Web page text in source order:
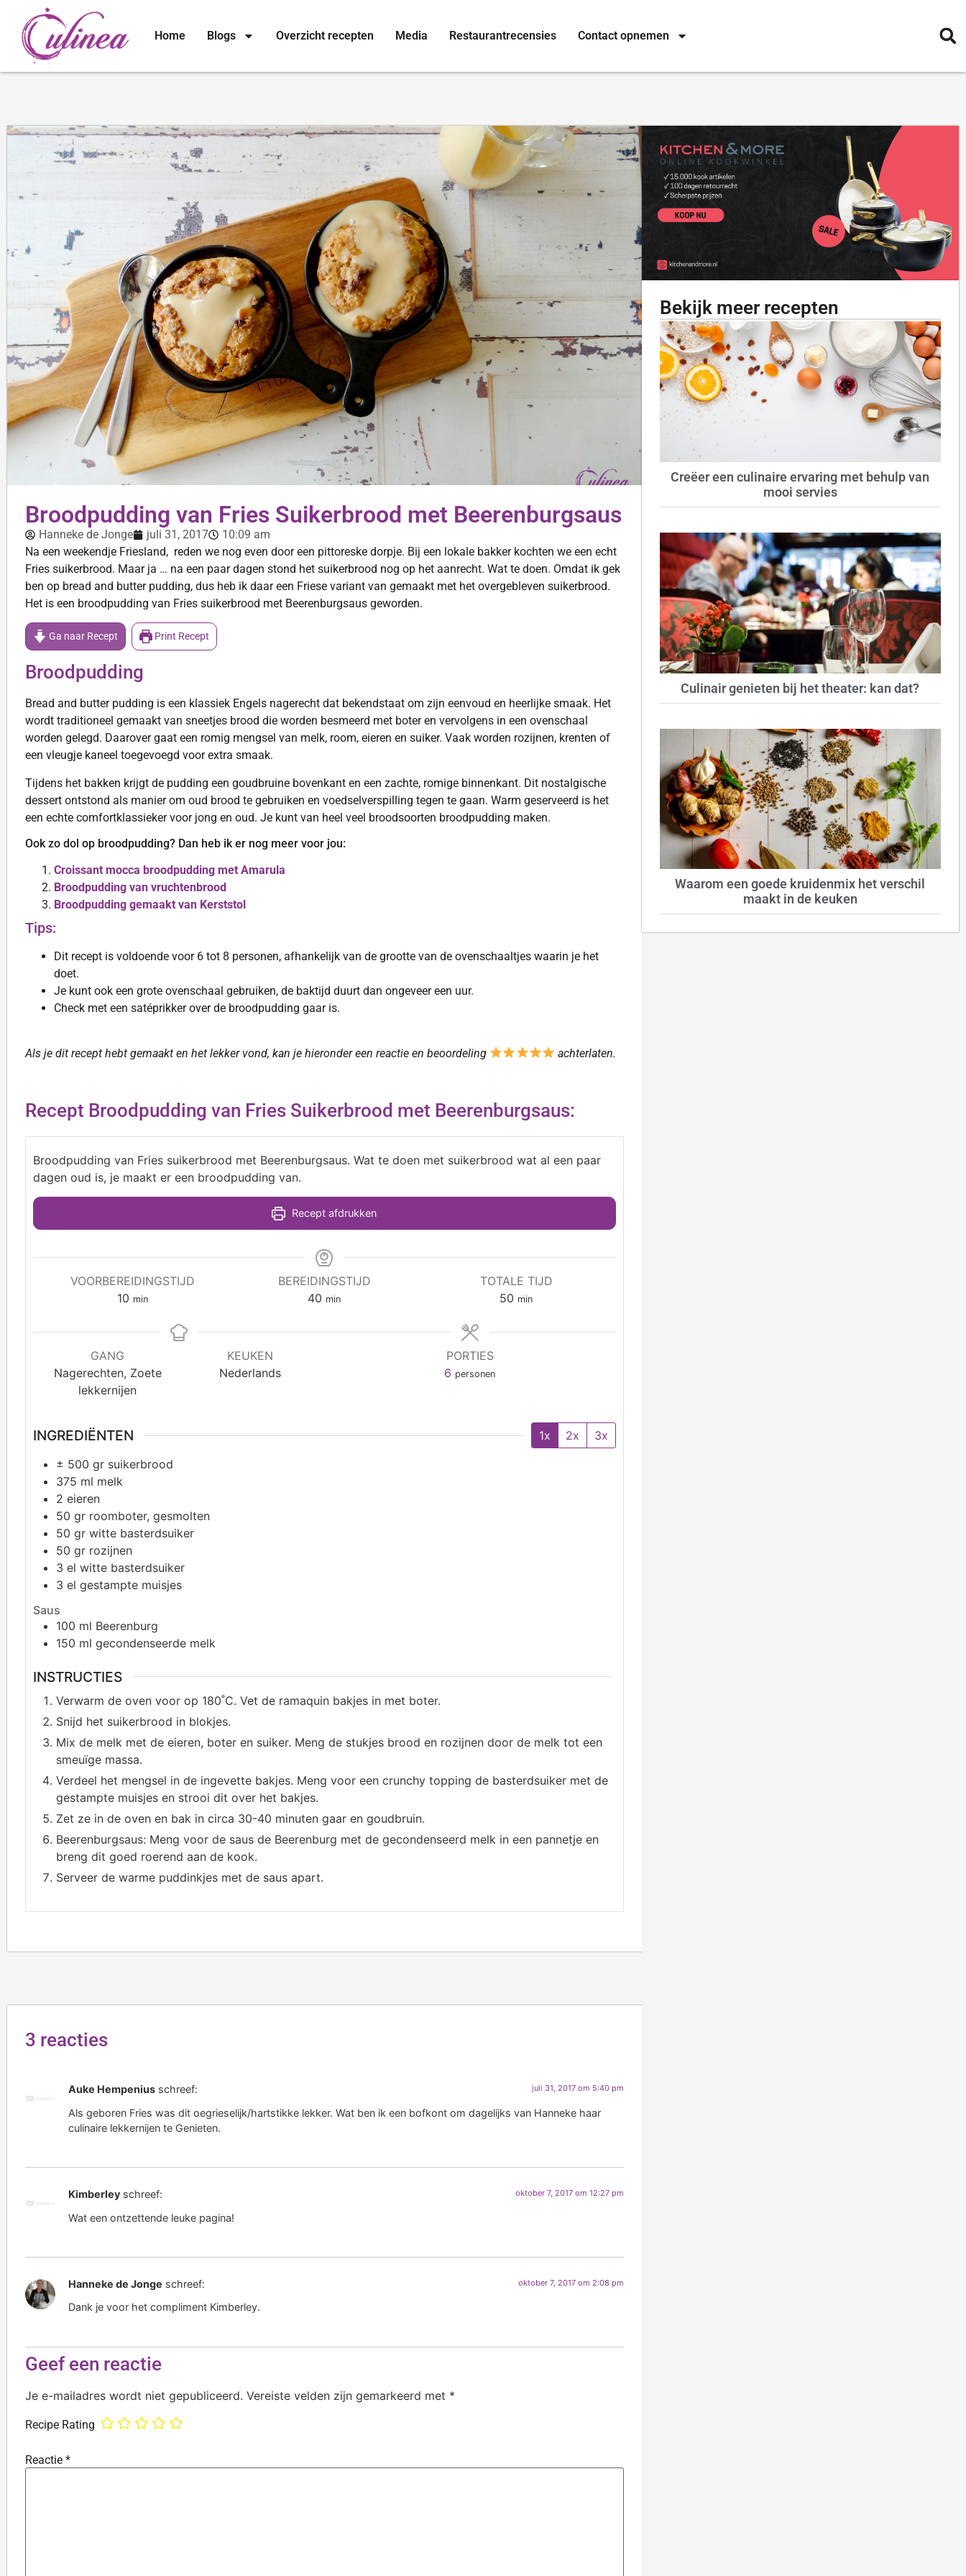
Home Blogs Overzicht recepten Media Restaurantrecensies Contact opnemen
Broodpudding van Fries Suikerbrood met Beerenburgsaus
Hanneke de Jonge juli 31, 2017
10:09 am
Na een weekendje Friesland, reden we nog even door een pittoreske dorpje. Bij een lokale bakker kochten we een echt
Fries suikerbrood. Maar ja … na een paar dagen stond het suikerbrood nog op het aanrecht. Wat te doen. Omdat ik gek
ben op bread and butter pudding, dus heb ik daar een Friese variant van gemaakt met het overgebleven suikerbrood.
Het is een broodpudding van Fries suikerbrood met Beerenburgsaus geworden.
Ga naar Recept Print Recept
Broodpudding
Bread and butter pudding is een klassiek Engels nagerecht dat bekendstaat om zijn eenvoud en heerlijke smaak. Het
wordt traditioneel gemaakt van sneetjes brood die worden besmeerd met boter en vervolgens in een ovenschaal
worden gelegd. Daarover gaat een romig mengsel van melk, room, eieren en suiker. Vaak worden rozijnen, krenten of
een vleugje kaneel toegevoegd voor extra smaak.
Tijdens het bakken krijgt de pudding een goudbruine bovenkant en een zachte, romige binnenkant. Dit nostalgische
dessert ontstond als manier om oud brood te gebruiken en voedselverspilling tegen te gaan. Warm geserveerd is het
een echte comfortklassieker voor jong en oud. Je kunt van heel veel broodsoorten broodpudding maken.
Ook zo dol op broodpudding? Dan heb ik er nog meer voor jou:
Croissant mocca broodpudding met Amarula
Broodpudding van vruchtenbrood
Broodpudding gemaakt van Kerststol
Tips:
Dit recept is voldoende voor 6 tot 8 personen, afhankelijk van de grootte van de ovenschaaltjes waarin je het
doet.
Je kunt ook een grote ovenschaal gebruiken, de baktijd duurt dan ongeveer een uur.
Check met een satéprikker over de broodpudding gaar is.
Als je dit recept hebt gemaakt en het lekker vond, kan je hieronder een reactie en beoordeling achterlaten.
Recept Broodpudding van Fries Suikerbrood met Beerenburgsaus:
Broodpudding van Fries suikerbrood met Beerenburgsaus. Wat te doen met suikerbrood wat al een paar
dagen oud is, je maakt er een broodpudding van.
Recept afdrukken
VOORBEREIDINGSTIJD
10 min
BEREIDINGSTIJD
40 min
TOTALE TIJD
50 min
GANG
Nagerechten, Zoete
lekkernijen
KEUKEN
Nederlands
PORTIES
6 personen
INGREDIËNTEN 1x 2x
3x
± 500 gr suikerbrood
375 ml melk
2 eieren
50 gr roomboter, gesmolten
50 gr witte basterdsuiker
50 gr rozijnen
3 el witte basterdsuiker
3 el gestampte muisjes
Saus
100 ml Beerenburg
150 ml gecondenseerde melk
INSTRUCTIES
Verwarm de oven voor op 180˚C. Vet de ramaquin bakjes in met boter.
Snijd het suikerbrood in blokjes.
Mix de melk met de eieren, boter en suiker. Meng de stukjes brood en rozijnen door de melk tot een
smeuïge massa.
Verdeel het mengsel in de ingevette bakjes. Meng voor een crunchy topping de basterdsuiker met de
gestampte muisjes en strooi dit over het bakjes.
Zet ze in de oven en bak in circa 30-40 minuten gaar en goudbruin.
Beerenburgsaus: Meng voor de saus de Beerenburg met de gecondenseerd melk in een pannetje en
breng dit goed roerend aan de kook.
Serveer de warme puddinkjes met de saus apart.
Bekijk meer recepten
Creëer een culinaire ervaring met behulp van
mooi servies
Culinair genieten bij het theater: kan dat?
Waarom een goede kruidenmix het verschil
maakt in de keuken
3 reacties
Auke Hempenius schreef: juli 31, 2017 om 5:40 pm
Als geboren Fries was dit oegrieselijk/hartstikke lekker. Wat ben ik een bofkont om dagelijks van Hanneke haar
culinaire lekkernijen te Genieten.
Kimberley schreef: oktober 7, 2017 om 12:27 pm
Wat een ontzettende leuke pagina!
Hanneke de Jonge schreef: oktober 7, 2017 om 2:08 pm
Dank je voor het compliment Kimberley.
Geef een reactie
Je e-mailadres wordt niet gepubliceerd. Vereiste velden zijn gemarkeerd met *
Recipe Rating
Reactie *